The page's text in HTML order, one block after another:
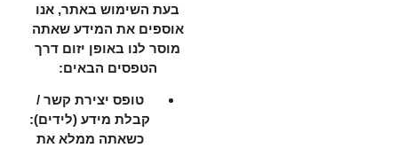
בעת השימוש באתר, אנו
אוספים את המידע שאתה
מוסר לנו באופן יזום דרך
הטפסים הבאים:
טופס יצירת קשר /
קבלת מידע (לידים):
כשאתה ממלא את